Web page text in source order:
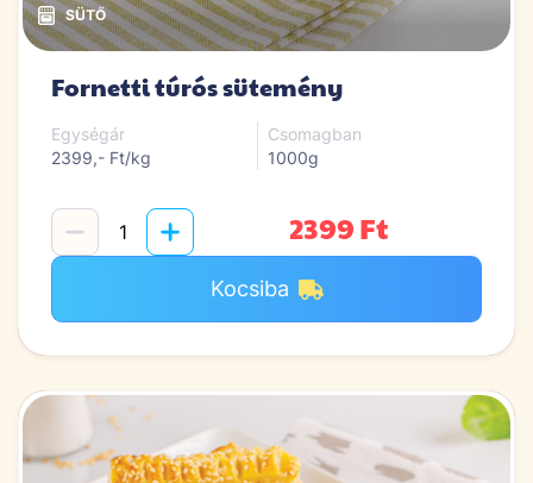
Fornetti túrós sütemény
Egységár
2399,- Ft/kg
Csomagban
1000g
2399 Ft
Kocsiba